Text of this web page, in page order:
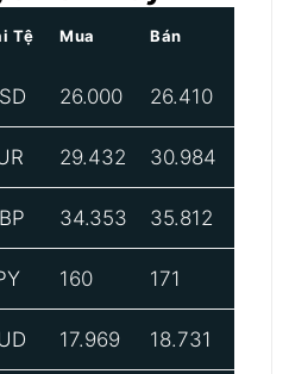
Tệ Mua Bán
26.000 26.410
29.432 30.984
34.353 35.812
160 171
17.969 18.731